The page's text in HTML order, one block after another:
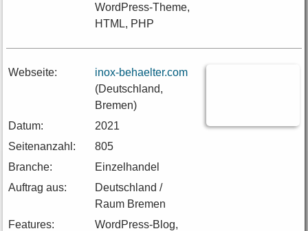
WordPress-Theme,
HTML, PHP
Webseite:
inox-behaelter.com
(Deutschland,
Bremen)
Datum:
2021
Seitenanzahl:
805
Branche:
Einzelhandel
Auftrag aus:
Deutschland /
Raum Bremen
Features:
WordPress-Blog,